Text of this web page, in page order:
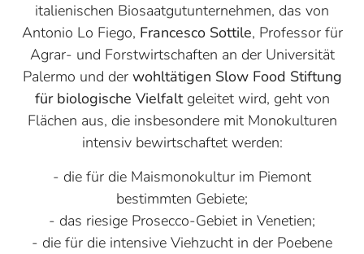
italienischen Biosaatgutunternehmen, das von
Antonio Lo Fiego, Francesco Sottile, Professor für
Agrar- und Forstwirtschaften an der Universität
Palermo und der wohltätigen Slow Food Stiftung
für biologische Vielfaltgeleitet wird, geht von
Flächen aus, die insbesondere mit Monokulturen
intensiv bewirtschaftet werden:
- die für die Maismonokultur im Piemont
bestimmten Gebiete;
- das riesige Prosecco-Gebiet in Venetien;
- die für die intensive Viehzucht in der Poebene